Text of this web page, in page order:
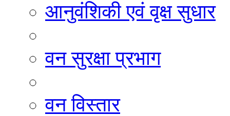
आनुवंशिकी एवं वृक्ष सुधार
वन सुरक्षा प्रभाग
वन विस्तार